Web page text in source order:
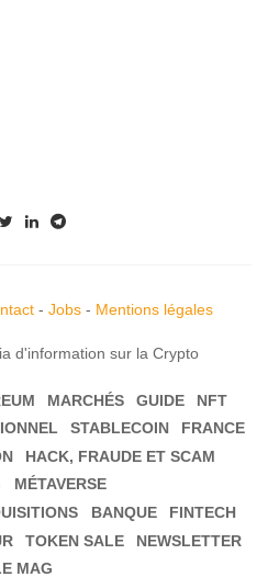
- Jobs- Mentions légales
d'information sur la Crypto
MARCHÉS GUIDE
NFT
STABLECOIN
FRANCE
HACK, FRAUDE ET SCAM
MÉTAVERSE
BANQUE
FINTECH
TOKEN SALE
NEWSLETTER
MAG